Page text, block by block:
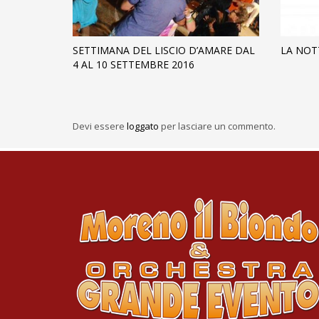
SETTIMANA DEL LISCIO D’AMARE DAL
4 AL 10 SETTEMBRE 2016
LA
Devi essere loggato per lasciare un commento.